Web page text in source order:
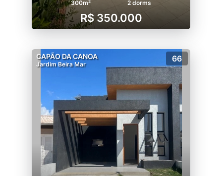
300m² 2 dorms
R$ 350.000
CAPÃO DA CANOA
Jardim Beira Mar
66